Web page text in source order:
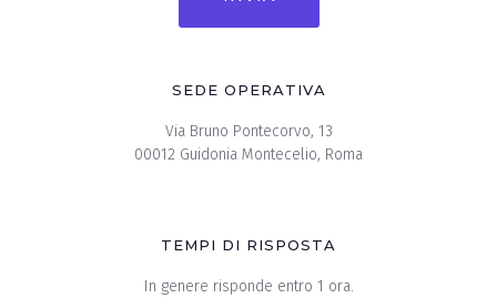
SEDE OPERATIVA
Via Bruno Pontecorvo, 13
00012 Guidonia Montecelio, Roma
TEMPI DI RISPOSTA
In genere risponde entro 1 ora.